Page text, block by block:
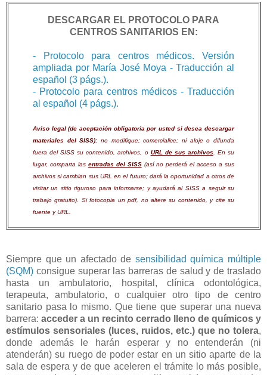
DESCARGAR EL PROTOCOLO PARA
CENTROS SANITARIOS EN:
- Protocolo para centros médicos. Versión
ampliada por María José Moya - Traducción al
español (3 págs.).
- Protocolo para centros médicos - Traducción
al español (4 págs.).
Aviso legal (de aceptación obligatoria por usted si desea descargar
materiales del SISS): no modifique; comercialice; ni aloje o difunda
fuera del SISS su contenido, archivos, o URL de sus archivos . En su
lugar, comparta las entradas del SISS(así no perderá el acceso a sus
archivos si cambian sus URL en el futuro; dará la oportunidad a otros de
visitar un sitio riguroso para informarse; y ayudará al SISS a seguir su
trabajo gratuito). Si fotocopia un pdf, no altere su contenido, y cite su
fuente y URL.
Siempre que un afectado de sensibilidad química múltiple
(SQM) consigue superar las barreras de salud y de traslado
hasta un ambulatorio, hospital, clínica odontológica,
terapeuta, ambulatorio, o cualquier otro tipo de centro
sanitario pasa lo mismo. Que tiene que superar una nueva
barrera: acceder a un recinto cerrado lleno de químicos y
estímulos sensoriales (luces, ruidos, etc.) que no tolera,
donde además le harán esperar y no entenderán (ni
atenderán) su ruego de poder estar en un sitio aparte de la
sala de espera y de que aceleren el trámite lo más posible,